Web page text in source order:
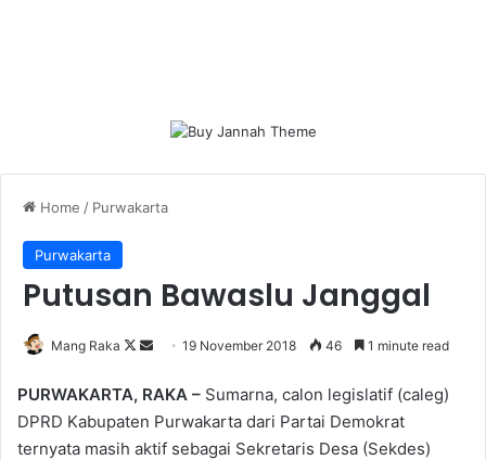
Home / Purwakarta
Purwakarta
Putusan Bawaslu Janggal
Mang Raka
Follow
X
Send
email
19 November 2018 46 1 minute read
PURWAKARTA, RAKA – Sumarna, calon legislatif (caleg)
DPRD Kabupaten Purwakarta dari Partai Demokrat
ternyata masih aktif sebagai Sekretaris Desa (Sekdes)